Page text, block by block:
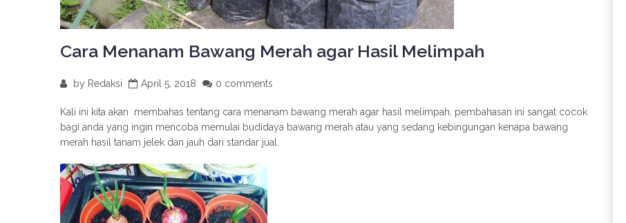
Cara Menanam Bawang Merah agar Hasil Melimpah
by Redaksi April 5, 2018 0 comments
Kali ini kita akan membahas tentang cara menanam bawang merah agar hasil melimpah, pembahasan ini sangat cocok
bagi anda yang ingin mencoba memulai budidaya bawang merah atau yang sedang kebingungan kenapa bawang
merah hasil tanam jelek dan jauh dari standar jual.